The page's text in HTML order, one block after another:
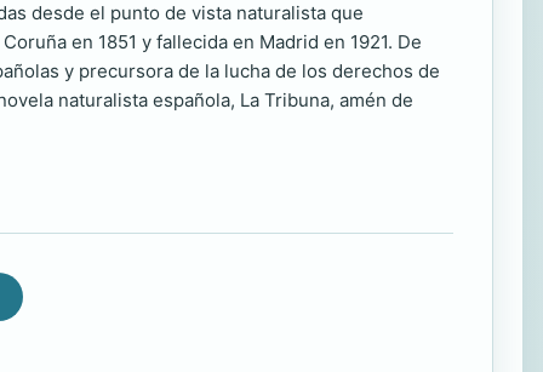
desde el punto de vista naturalista que
en 1851 y fallecida en Madrid en 1921. De
y precursora de la lucha de los derechos de
naturalista española, La Tribuna, amén de